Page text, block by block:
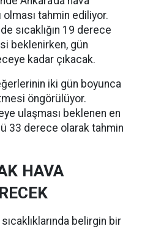
tahmin ediliyor.
sıcaklığın 19 derece
beklenirken, gün
kadar çıkacak.
iki gün boyunca
öngörülüyor.
ulaşması beklenen en
33 derece olarak tahmin
HAVA
belirgin bir